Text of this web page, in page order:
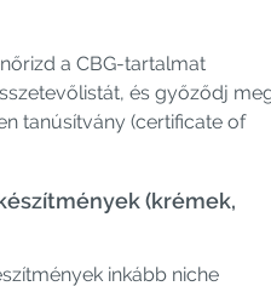
a CBG-tartalmat
és győződj
tanúsítvány (certificate of
(krémek,
inkább niche